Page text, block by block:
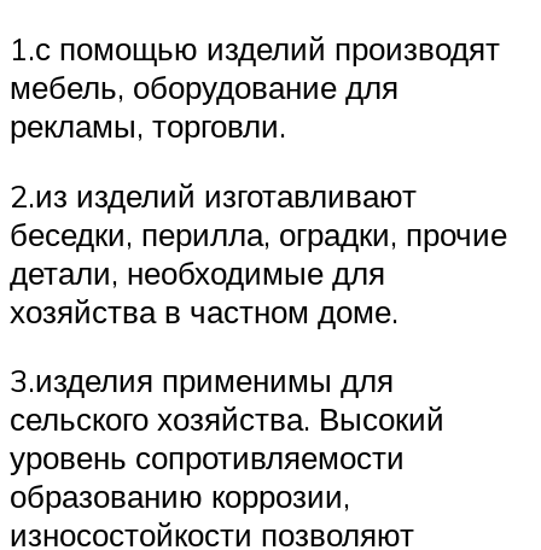
1.с помощью изделий производят
мебель, оборудование для
рекламы, торговли.
2.из изделий изготавливают
беседки, перилла, оградки, прочие
детали, необходимые для
хозяйства в частном доме.
3.изделия применимы для
сельского хозяйства. Высокий
уровень сопротивляемости
образованию коррозии,
износостойкости позволяют